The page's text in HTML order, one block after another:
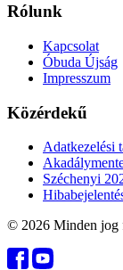
Rólunk
Kapcsolat
Óbuda Újság
Impresszum
Közérdekű
Adatkezelési
Széchenyi
© 2026 Minden jog